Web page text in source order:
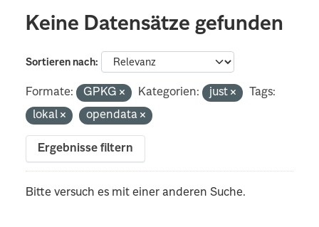
Keine Datensätze gefunden
Sortieren nach
Formate: GPKG Kategorien: just
Tags:
lokal
opendata
Ergebnisse filtern
Bitte versuch es mit einer anderen Suche.